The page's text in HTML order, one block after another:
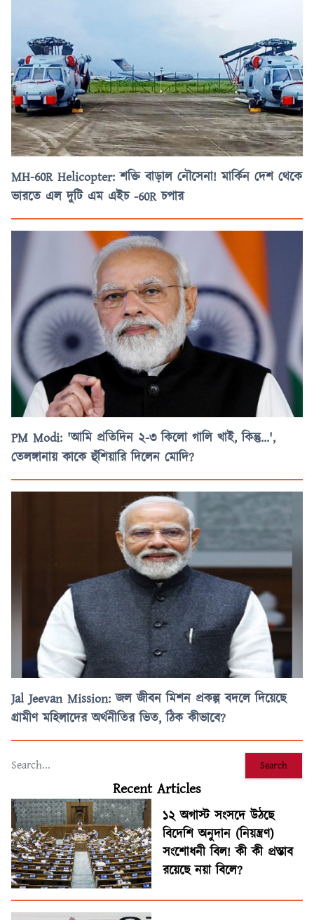
MH-60R Helicopter: শক্তি বাড়াল নৌসেনা! মার্কিন দেশ থেকে
ভারতে এল দুটি এম এইচ -60R চপার
PM Modi: 'আমি প্রতিদিন ২-৩ কিলো গালি খাই, কিন্তু...',
তেলঙ্গানায় কাকে হুঁশিয়ারি দিলেন মোদি?
Jal Jeevan Mission: জল জীবন মিশন প্রকল্প বদলে দিয়েছে
গ্রামীণ মহিলাদের অর্থনীতির ভিত, ঠিক কীভাবে?
Search
Recent Articles
১২ অগাস্ট সংসদে উঠছে
বিদেশি অনুদান (নিয়ন্ত্রণ)
সংশোধনী বিল! কী কী প্রস্তাব
রয়েছে নয়া বিলে?